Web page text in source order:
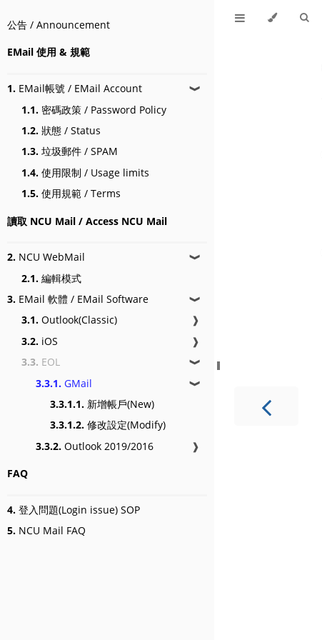
公告 / Announcement
EMail 使用 & 規範
1. EMail帳號 / EMail Account ❱
1.1. 密碼政策 / Password Policy
1.2. 狀態 / Status
1.3. 垃圾郵件 / SPAM
1.4. 使用限制 / Usage limits
1.5. 使用規範 / Terms
讀取 NCU Mail / Access NCU Mail
2. NCU WebMail ❱
2.1. 編輯模式
3. EMail 軟體 / EMail Software ❱
3.1. Outlook(Classic)
❱
3.2. iOS
❱
3.3. EOL ❱
3.3.1. GMail ❱
3.3.1.1. 新增帳戶(New)
3.3.1.2. 修改設定(Modify)
3.3.2. Outlook 2019/2016 ❱
FAQ
4. 登入問題(Login issue) SOP
5. NCU Mail FAQ